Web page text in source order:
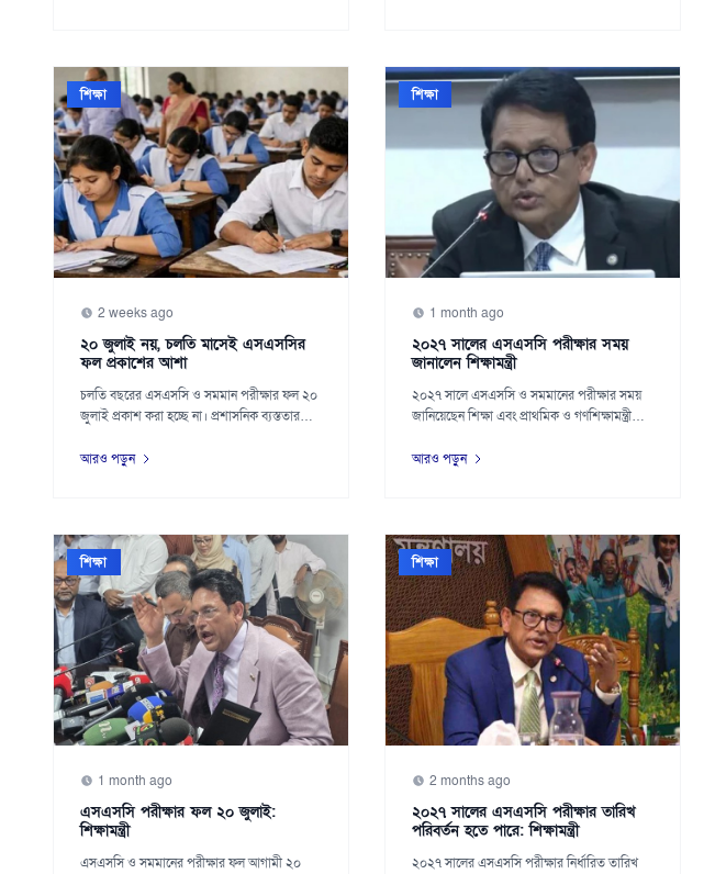
শিক্ষা
2 weeks ago
২০ জুলাই নয়, চলতি মাসেই এসএসসির
ফল প্রকাশের আশা
চলতি বছরের এসএসসি ও সমমান পরীক্ষার ফল ২০
জুলাই প্রকাশ করা হচ্ছে না। প্রশাসনিক ব্যস্ততার
আরও পড়ুন
শিক্ষা
1 month ago
২০২৭ সালের এসএসসি পরীক্ষার সময়
জানালেন শিক্ষামন্ত্রী
২০২৭ সালে এসএসসি ও সমমানের পরীক্ষার সময়
জানিয়েছেন শিক্ষা এবং প্রাথমিক ও গণশিক্ষামন্ত্রী
আরও পড়ুন
শিক্ষা
1 month ago
এসএসসি পরীক্ষার ফল ২০ জুলাই:
শিক্ষামন্ত্রী
এসএসসি ও সমমানের পরীক্ষার ফল আগামী ২০
শিক্ষা
2 months ago
২০২৭ সালের এসএসসি পরীক্ষার তারিখ
পরিবর্তন হতে পারে: শিক্ষামন্ত্রী
২০২৭ সালের এসএসসি পরীক্ষার নির্ধারিত তারিখ